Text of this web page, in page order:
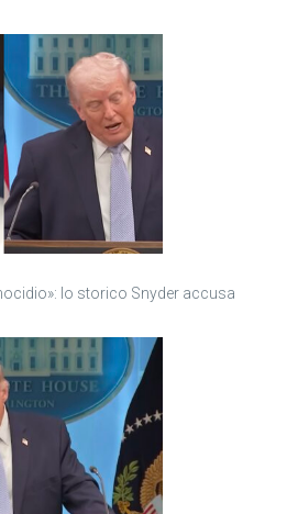
lo storico Snyder accusa